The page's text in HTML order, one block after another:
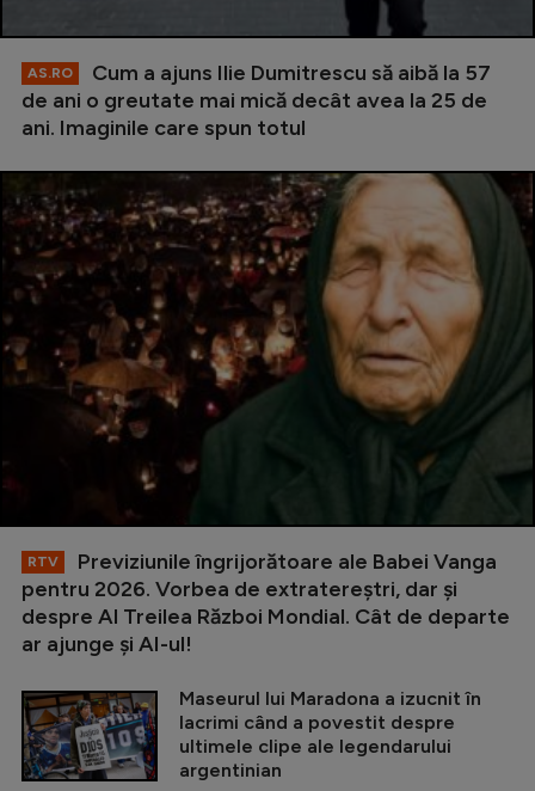
AS.RO
Cum a ajuns Ilie Dumitrescu să aibă la 57
de ani o greutate mai mică decât avea la 25 de
ani. Imaginile care spun totul
RTV
Previziunile îngrijorătoare ale Babei Vanga
pentru 2026. Vorbea de extratereștri, dar și
despre Al Treilea Război Mondial. Cât de departe
ar ajunge și AI-ul!
Maseurul lui Maradona a izucnit în
lacrimi când a povestit despre
ultimele clipe ale legendarului
argentinian